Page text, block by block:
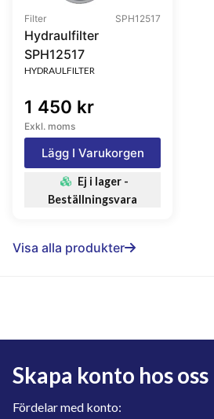
Filter SPH12517
Hydraulfilter
SPH12517
HYDRAULFILTER
1 450 kr
Exkl. moms
Lägg I Varukorgen
Ej i lager -
Beställningsvara
Visa alla produkter
Skapa konto hos oss
Fördelar med konto: